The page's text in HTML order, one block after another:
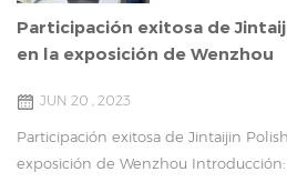
Participación exitosa de
en la exposición de Wenzhou
JUN 20 , 2023
Participación exitosa de Jintaijin
exposición de Wenzhou